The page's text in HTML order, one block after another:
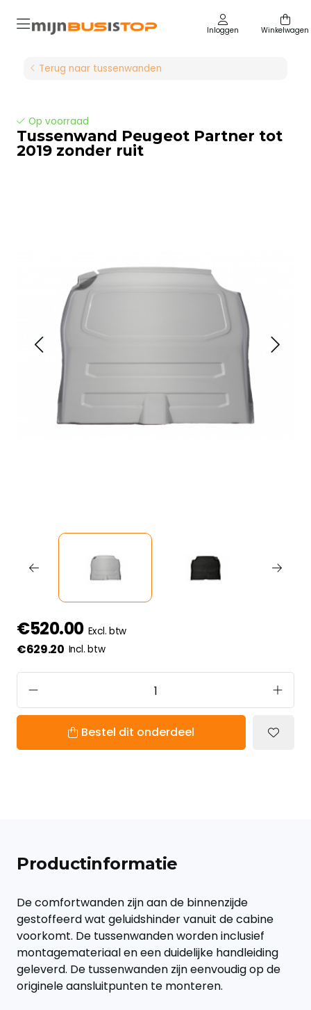
Inloggen Winkelwagen
Terug naar tussenwanden
Op voorraad
Tussenwand Peugeot Partner tot
2019 zonder ruit
€520.00 Excl. btw
€629.20 Incl. btw
Bestel dit onderdeel
Productinformatie
De comfortwanden zijn aan de binnenzijde
gestoffeerd wat geluidshinder vanuit de cabine
voorkomt. De tussenwanden worden inclusief
montagemateriaal en een duidelijke handleiding
geleverd. De tussenwanden zijn eenvoudig op de
originele aansluitpunten te monteren.